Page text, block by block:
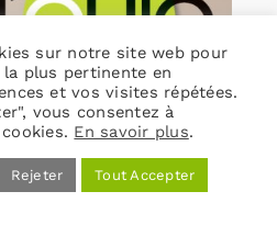
sur notre site web pour
plus pertinente en
et vos visites répétées.
vous consentez à
En savoir plus.
Rejeter Tout Accepter